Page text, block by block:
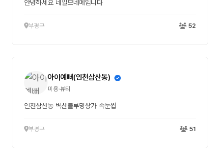
안녕하세요 네일므네메입니다
부평구 52
아이예뻐(인천삼산동)
미용·뷰티
인천삼산동 벽산블루밍상가 속눈썹
부평구 51